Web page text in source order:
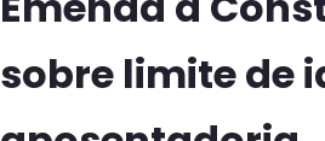
sobre limite de